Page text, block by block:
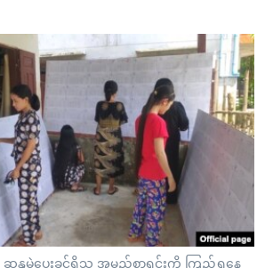
ာ
ာ
စာ
က်အလက်များ
း
ဆန္ဒမဲပေးခွင့်ရှိသူ အမည်စာရင်းကို ကြည့်ရှုနေ